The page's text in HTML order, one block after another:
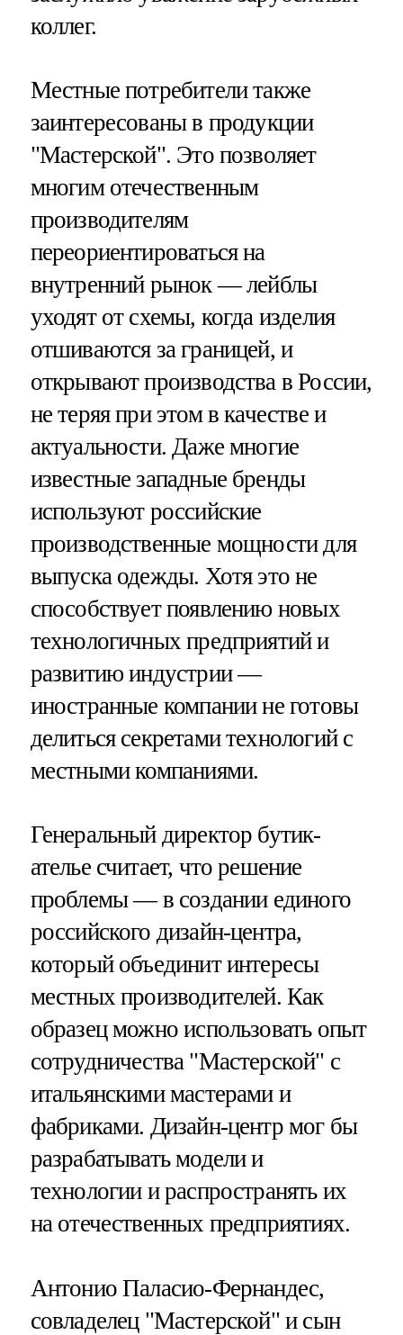
коллег.
Местные потребители также
заинтересованы в продукции
"Мастерской". Это позволяет
многим отечественным
производителям
переориентироваться на
внутренний рынок — лейблы
уходят от схемы, когда изделия
отшиваются за границей, и
открывают производства в России,
не теряя при этом в качестве и
актуальности. Даже многие
известные западные бренды
используют российские
производственные мощности для
выпуска одежды. Хотя это не
способствует появлению новых
технологичных предприятий и
развитию индустрии —
иностранные компании не готовы
делиться секретами технологий с
местными компаниями.
Генеральный директор бутик-
ателье считает, что решение
проблемы — в создании единого
российского дизайн-центра,
который объединит интересы
местных производителей. Как
образец можно использовать опыт
сотрудничества "Мастерской" с
итальянскими мастерами и
фабриками. Дизайн-центр мог бы
разрабатывать модели и
технологии и распространять их
на отечественных предприятиях.
Антонио Паласио-Фернандес,
совладелец "Мастерской" и сын